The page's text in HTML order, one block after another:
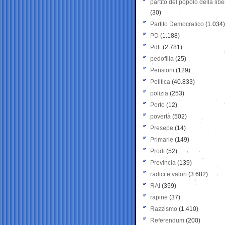
partito del popolo della
(30)
Partito Democratico (1.034)
PD (1.188)
PdL (2.781)
pedofilia (25)
Pensioni (129)
Politica (40.833)
polizia (253)
Porto (12)
povertà (502)
Presepe (14)
Primarie (149)
Prodi (52)
Provincia (139)
radici e valori (3.682)
RAI (359)
rapine (37)
Razzismo (1.410)
Referendum (200)